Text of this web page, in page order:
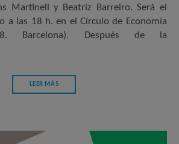
Martinell y Beatriz Barreiro. Será el
a las 18 h. en el Círculo de Economía
Barcelona). Después de la
LEER MÁS